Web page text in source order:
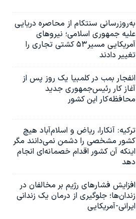
به‌روزرسانی سنتکام از محاصره دریایی
علیه جمهوری اسلامی؛ نیروهای
آمریکایی مسیر۵۳ کشتی تجاری را
تغییر دادند
انفجار بمب‌‌ در کلمبیا یک روز پس از
آغاز کار رئیس‌جمهوری جدید
محافظه‌کار این کشور
ترکیه: آنکارا، ریاض و اسلام‌آباد هیچ
کشور مشخصی را دشمن نمی‌دانند مگر
اینکه آن کشور اقدام خصمانه‌ای انجام
دهد
افزایش فشارهای رژیم بر مخالفان در
زندان‌ها؛ جلوگیری از درمان یک زندانی
ایرانی-آمریکایی